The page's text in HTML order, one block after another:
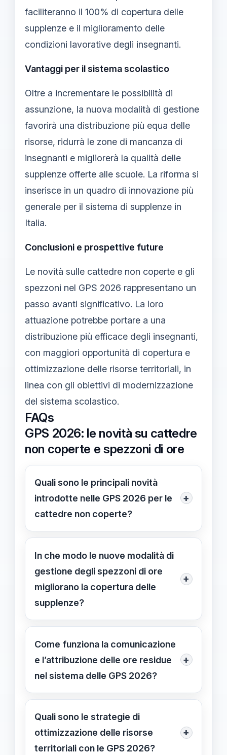
faciliteranno il 100% di copertura delle
supplenze e il miglioramento delle
condizioni lavorative degli insegnanti.
Vantaggi per il sistema scolastico
Oltre a incrementare le possibilità di
assunzione, la nuova modalità di gestione
favorirà una distribuzione più equa delle
risorse, ridurrà le zone di mancanza di
insegnanti e migliorerà la qualità delle
supplenze offerte alle scuole. La riforma si
inserisce in un quadro di innovazione più
generale per il sistema di supplenze in
Italia.
Conclusioni e prospettive future
Le novità sulle cattedre non coperte e gli
spezzoni nel GPS 2026 rappresentano un
passo avanti significativo. La loro
attuazione potrebbe portare a una
distribuzione più efficace degli insegnanti,
con maggiori opportunità di copertura e
ottimizzazione delle risorse territoriali, in
linea con gli obiettivi di modernizzazione
del sistema scolastico.
FAQs
GPS 2026: le novità su cattedre
non coperte e spezzoni di ore
Quali sono le principali novità
introdotte nelle GPS 2026 per le
cattedre non coperte?
+
Le GPS 2026 introducono procedure
più trasparenti e flessibili per
l'assegnazione delle cattedre non
coperte, favorendo l'utilizzo
combinato di spezzoni di ore e un
In che modo le nuove modalità di
gestione degli spezzoni di ore
migliorano la copertura delle
supplenze?
+
Gli spezzoni di ore, spesso non
superiori a 6 ore settimanali, verranno
aggregati per formare cattedre più
estese, ottimizzando l'impiego dei
non coperte.
Come funziona la comunicazione
e l’attribuzione delle ore residue
nel sistema delle GPS 2026?
+
I dirigenti scolastici comunicano
anticipatamente alle aree territoriali le
disponibilità di spezzoni residui, che
vengono poi assegnati attraverso
Quali sono le strategie di
ottimizzazione delle risorse
territoriali con le GPS 2026?
+